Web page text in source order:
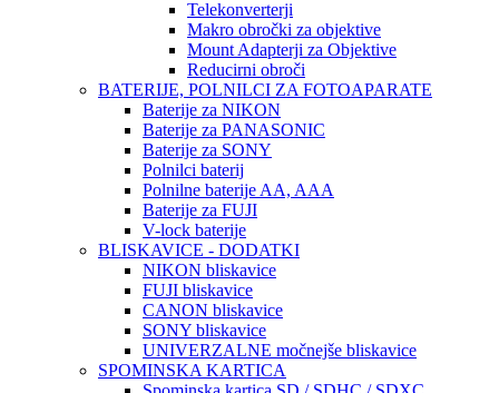
Telekonverterji
Makro obročki za objektive
Mount Adapterji za Objektive
Reducirni obroči
BATERIJE, POLNILCI ZA FOTOAPARATE
Baterije za NIKON
Baterije za PANASONIC
Baterije za SONY
Polnilci baterij
Polnilne baterije AA, AAA
Baterije za FUJI
V-lock baterije
BLISKAVICE - DODATKI
NIKON bliskavice
FUJI bliskavice
CANON bliskavice
SONY bliskavice
UNIVERZALNE močnejše bliskavice
SPOMINSKA KARTICA